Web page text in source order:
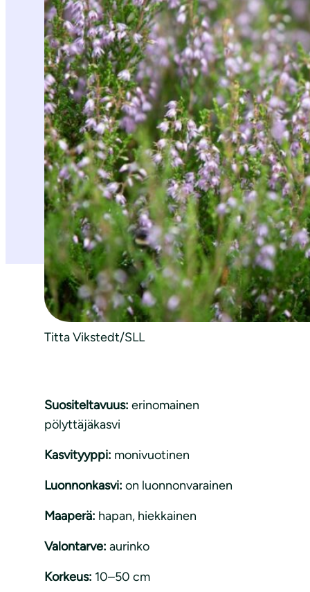
Titta Vikstedt/SLL
Suositeltavuus: erinomainen
pölyttäjäkasvi
Kasvityyppi: monivuotinen
Luonnonkasvi: on luonnonvarainen
Maaperä: hapan, hiekkainen
Valontarve: aurinko
Korkeus: 10–50 cm